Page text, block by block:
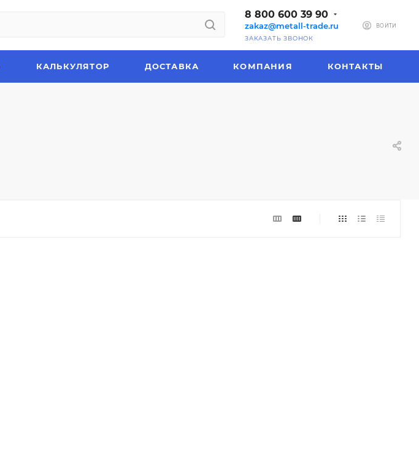
8 800 600 39 90
zakaz@metall-trade.ru
ЗАКАЗАТЬ ЗВОНОК
ВОЙТИ
КАЛЬКУЛЯТОР ДОСТАВКА КОМПАНИЯ КОНТАКТЫ